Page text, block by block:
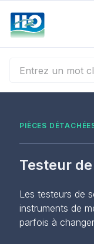
PIÈCES
Testeur
Les testeurs de
instruments de
parfois à